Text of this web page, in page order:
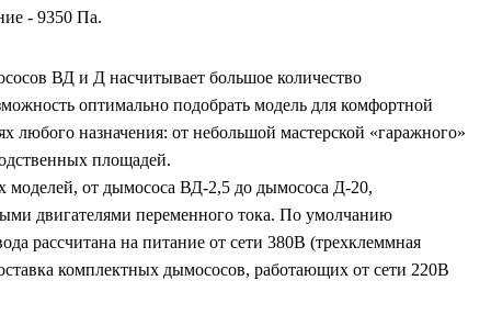
- 9350 Па.
ВД и Д насчитывает большое количество
оптимально подобрать модель для комфортной
любого назначения: от небольшой мастерской «гаражного»
площадей.
моделей, от дымососа ВД-2,5 до дымососа Д-20,
двигателями переменного тока. По умолчанию
рассчитана на питание от сети 380В (трехклеммная
комплектных дымососов, работающих от сети 220В